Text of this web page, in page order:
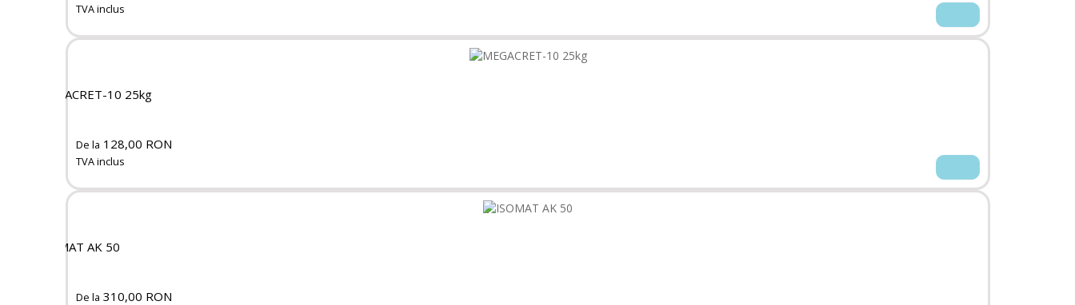
TVA inclus
MEGACRET-10 25kg
De la 128,00 RON
TVA inclus
ISOMAT AK 50
De la 310,00 RON